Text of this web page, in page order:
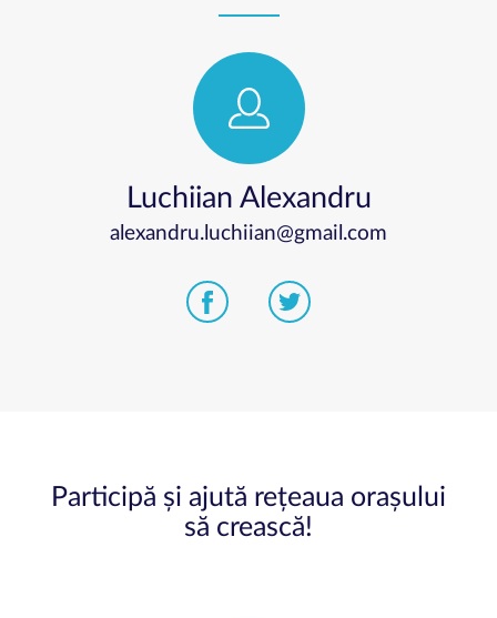
Luchiian Alexandru
alexandru.luchiian@gmail.com
Participă și ajută rețeaua orașului
să crească!